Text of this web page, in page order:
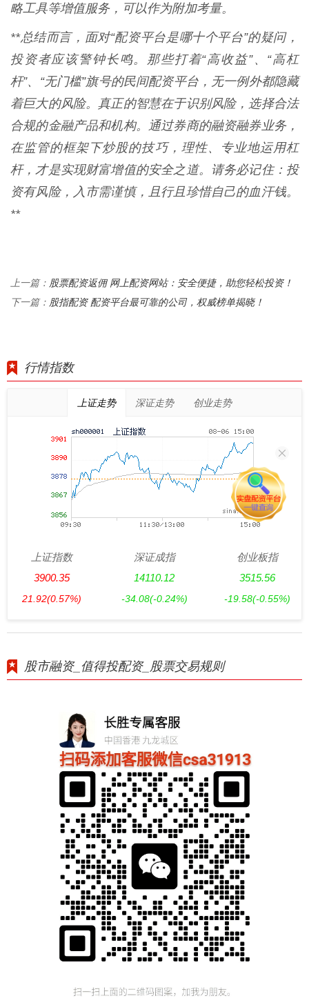
略工具等增值服务，可以作为附加考量。
**总结而言，面对“配资平台是哪十个平台”的疑问，
投资者应该警钟长鸣。那些打着“高收益”、“高杠
杆”、“无门槛”旗号的民间配资平台，无一例外都隐藏
着巨大的风险。真正的智慧在于识别风险，选择合法
合规的金融产品和机构。通过券商的融资融券业务，
在监管的框架下炒股的技巧，理性、专业地运用杠
杆，才是实现财富增值的安全之道。请务必记住：投
资有风险，入市需谨慎，且行且珍惜自己的血汗钱。
**
上一篇： 股票配资返佣 网上配资网站：安全便捷，助您轻松投资！
下一篇： 股指配资 配资平台最可靠的公司，权威榜单揭晓！
行情指数
上证走势 深证走势 创业走势
上证指数
3900.35
21.92(0.57%)
深证成指
14110.12
-34.08(-0.24%)
创业板指
3515.56
-19.58(-0.55%)
股市融资_值得投配资_股票交易规则